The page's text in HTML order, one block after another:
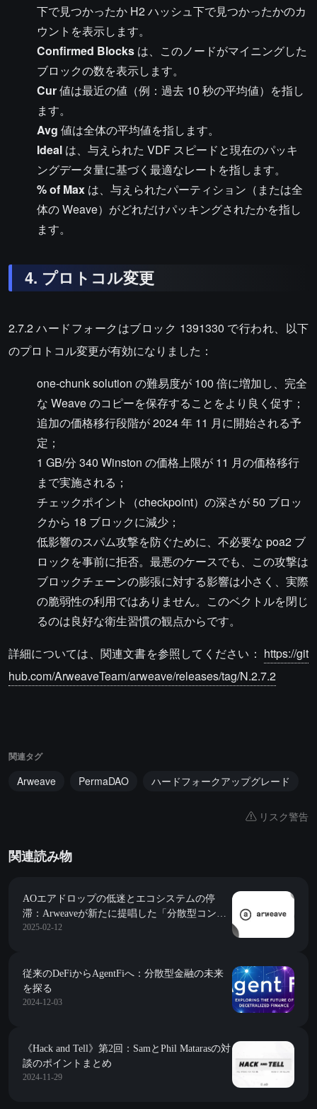
下で見つかったか H2 ハッシュ下で見つかったかのカ
ウントを表示します。
Confirmed Blocks は、このノードがマイニングした
ブロックの数を表示します。
Cur値は最近の値（例：過去 10 秒の平均値）を指し
ます。
Avg 値は全体の平均値を指します。
Ideal は、与えられた VDF スピードと現在のパッキ
ングデータ量に基づく最適なレートを指します。
% of Max は、与えられたパーティション（または全
体の Weave）がどれだけパッキングされたかを指し
ます。
4. プロトコル変更
2.7.2 ハードフォークはブロック 1391330 で行われ、以下
のプロトコル変更が有効になりました：
one-chunk solution の難易度が 100 倍に増加し、完全
な Weave のコピーを保存することをより良く促す；
追加の価格移行段階が 2024 年 11 月に開始される予
定；
1 GB/分 340 Winston の価格上限が 11 月の価格移行
まで実施される；
チェックポイント（checkpoint）の深さが 50 ブロッ
クから 18 ブロックに減少；
低影響のスパム攻撃を防ぐために、不必要な poa2 ブ
ロックを事前に拒否。最悪のケースでも、この攻撃は
ブロックチェーンの膨張に対する影響は小さく、実際
の脆弱性の利用ではありません。このベクトルを閉じ
るのは良好な衛生習慣の観点からです。
詳細については、関連文書を参照してください： https://git
hub.com/ArweaveTeam/arweave/releases/tag/N.2.7.2
関連タグ
Arweave PermaDAO ハードフォークアップグレード
リスク警告
関連読み物
AOエアドロップの低迷とエコシステムの停
滞：Arweaveが新たに提唱した「分散型コンピ
ューティング」のストーリーは失敗したのか？
2025-02-12
従来のDeFiからAgentFiへ：分散型金融の未来
を探る
2024-12-03
《Hack and Tell》第2回：SamとPhil Matarasの対
談のポイントまとめ
2024-11-29